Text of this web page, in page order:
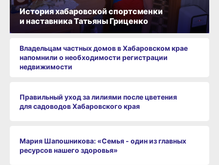
История хабаровской спортсменки
и наставника Татьяны Гриценко
Владельцам частных домов в Хабаровском крае
напомнили о необходимости регистрации
недвижимости
Правильный уход за лилиями после цветения
для садоводов Хабаровского края
Мария Шапошникова: «Семья - один из главных
ресурсов нашего здоровья»